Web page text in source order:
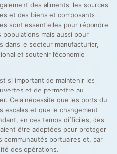
des aliments, les sources
et des biens et composants
sont essentielles pour répondre
mais aussi pour
dans le secteur manufacturier,
et soutenir l’économie
si important de maintenir les
et de permettre au
Cela nécessite que les ports du
escales et que le changement
en ces temps difficiles, des
être adoptées pour protéger
communautés portuaires et, par
des opérations.